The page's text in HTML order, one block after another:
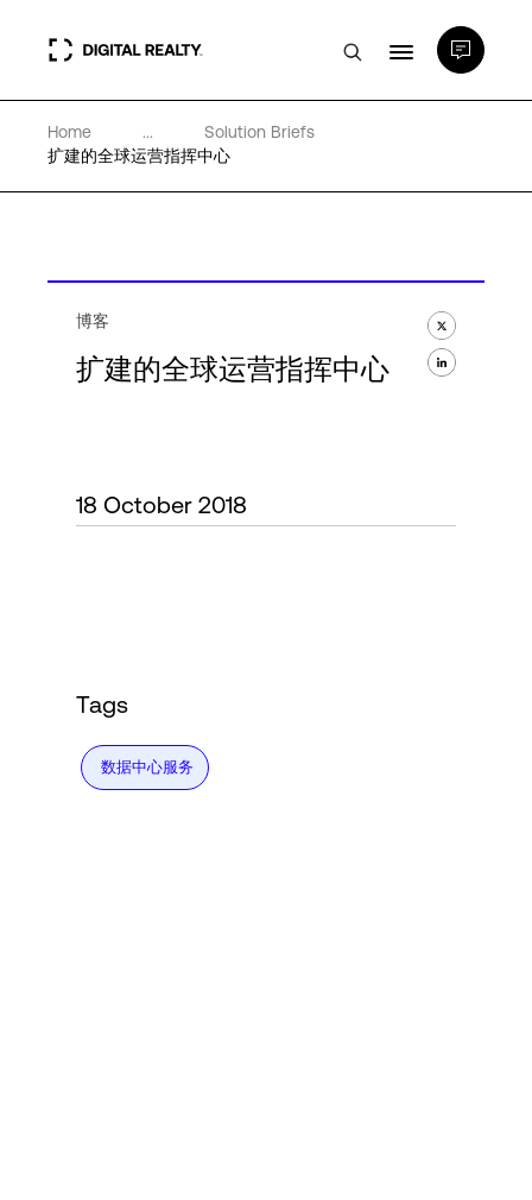
数据中心
专业知识和资源
Home ...
Solution Briefs
扩建的全球运营指挥中心
博客
扩建的全球运营指挥中心
18 October 2018
Tags
数据中心服务